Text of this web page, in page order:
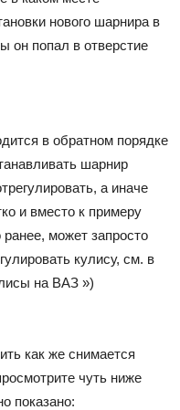
нового шарнира в
он попал в отверстие
в обратном порядке
шарнир
а иначе
и вместо к примеру
может запросто
кулису, см. в
на ВАЗ »)
как же снимается
чуть ниже
показано: